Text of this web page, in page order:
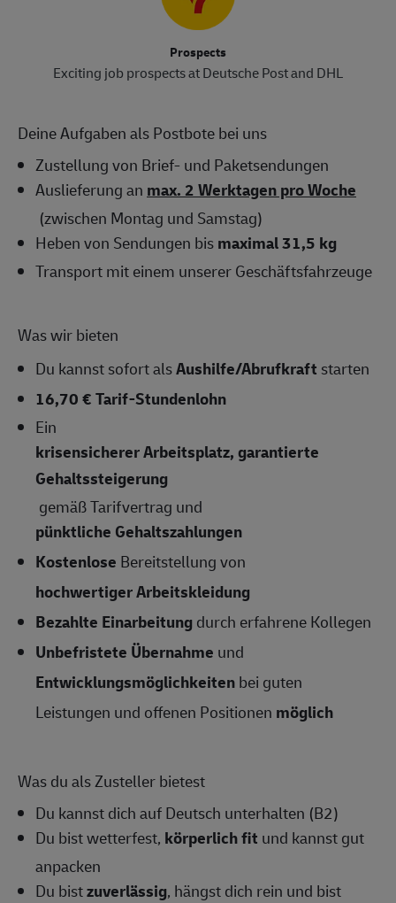
Prospects
Exciting job prospects at Deutsche Post and DHL
Deine Aufgaben als Postbote bei uns
Zustellung von Brief- und Paketsendungen
Auslieferung an max. 2 Werktagen pro Woche
(zwischen Montag und Samstag)
Heben von Sendungen bismaximal 31,5 kg
Transport mit einem unserer Geschäftsfahrzeuge
Was wir bieten
Du kannst sofort alsAushilfe/Abrufkraft starten
16,70 € Tarif-Stundenlohn
Ein
krisensicherer Arbeitsplatz, garantierte
Gehaltssteigerung
gemäß Tarifvertrag und
pünktliche Gehaltszahlungen
Kostenlose Bereitstellung von
hochwertiger Arbeitskleidung
Bezahlte Einarbeitungdurch erfahrene Kollegen
Unbefristete Übernahme und
Entwicklungsmöglichkeitenbei guten
Leistungen und offenen Positionen möglich
Was du als Zusteller bietest
Du kannst dich auf Deutsch unterhalten (B2)
Du bist wetterfest, körperlich fit und kannst gut
anpacken
Du bistzuverlässig, hängst dich rein und bist